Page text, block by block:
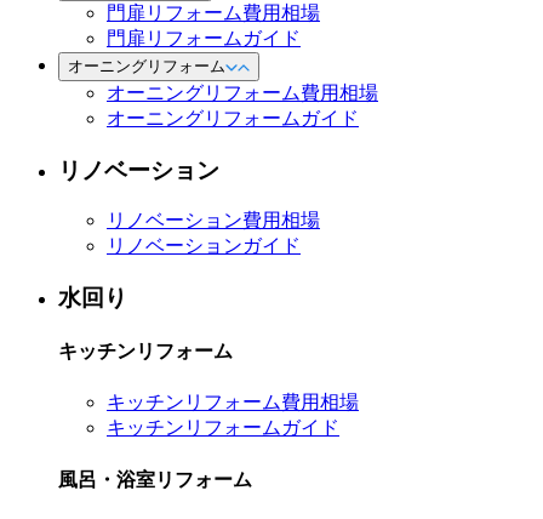
門扉リフォーム費用相場
門扉リフォームガイド
オーニングリフォーム
オーニングリフォーム費用相場
オーニングリフォームガイド
リノベーション
リノベーション費用相場
リノベーションガイド
水回り
キッチンリフォーム
キッチンリフォーム費用相場
キッチンリフォームガイド
風呂・浴室リフォーム